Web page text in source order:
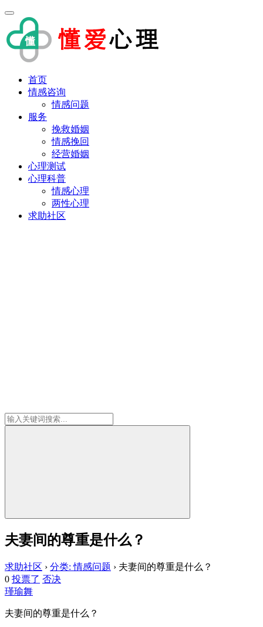
首页
情感咨询
情感问题
服务
挽救婚姻
情感挽回
经营婚姻
心理测试
心理科普
情感心理
两性心理
求助社区
夫妻间的尊重是什么？
求助社区 › 分类: 情感问题 › 夫妻间的尊重是什么？
0 投票了 否决
瑾瑜舞
夫妻间的尊重是什么？